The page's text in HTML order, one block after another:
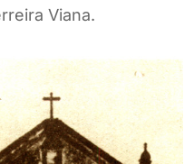
Viana.